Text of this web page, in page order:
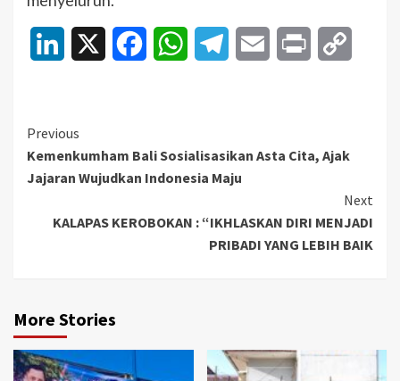
LinkedIn FacebookWhatsAppTelegramEmail Print
Continue
Reading
Previous
Kemenkumham Bali Sosialisasikan Asta Cita, Ajak
Jajaran Wujudkan Indonesia Maju
Next
KALAPAS KEROBOKAN : “IKHLASKAN DIRI MENJADI
PRIBADI YANG LEBIH BAIK
More Stories